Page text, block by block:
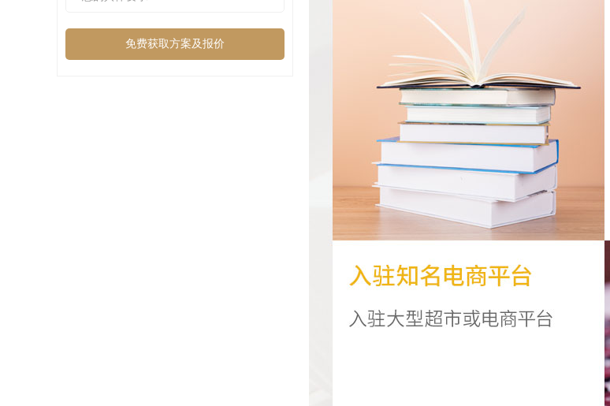
免费获取方案及报价